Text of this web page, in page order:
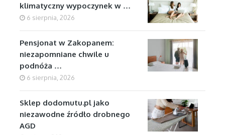
klimatyczny wypoczynek w …
6 sierpnia, 2026
Pensjonat w Zakopanem:
niezapomniane chwile u
podnóża …
6 sierpnia, 2026
Sklep dodomutu.pl jako
niezawodne źródło drobnego
AGD